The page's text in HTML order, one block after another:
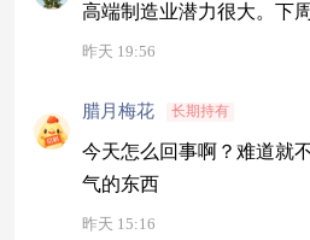
高端制造业潜力很大。下
昨天 19:56
腊月梅花 长期持有
今天怎么回事啊？难道就
气的东西
昨天 15:16